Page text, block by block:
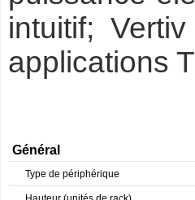
intuitif;
applications
Général
Type de périphérique